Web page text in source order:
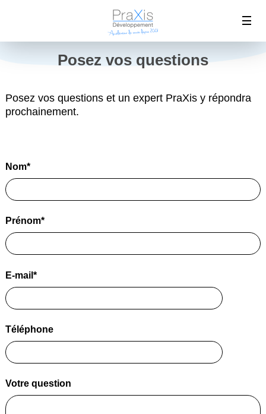
Posez vos questions
Posez vos questions et un expert PraXis y répondra
prochainement.
Nom*
Prénom*
E-mail*
Téléphone
Votre question